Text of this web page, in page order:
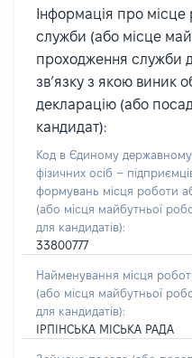
Інформація про
служби (або місце
проходження служби
зв’язку з якою виник
декларацію (або
кандидат):
Код в Єдиному державному
фізичних осіб –
формувань місця роботи
(або місця майбутньої
для кандидатів):
33800777
Найменування місця
(або місця майбутньої
для кандидатів):
ІРПІНСЬКА МІСЬКА РАДА